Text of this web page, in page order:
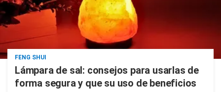
FENG SHUI
Lámpara de sal: consejos para usarlas de
forma segura y que su uso de beneficios